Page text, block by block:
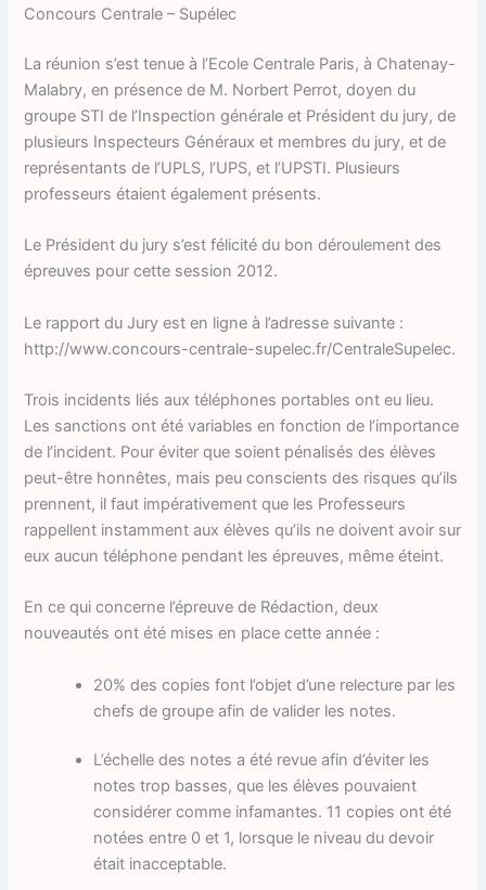
Concours Centrale – Supélec
La réunion s’est tenue à l’Ecole Centrale Paris, à Chatenay-
Malabry, en présence de M. Norbert Perrot, doyen du
groupe STI de l’Inspection générale et Président du jury, de
plusieurs Inspecteurs Généraux et membres du jury, et de
représentants de l’UPLS, l’UPS, et l’UPSTI. Plusieurs
professeurs étaient également présents.
Le Président du jury s’est félicité du bon déroulement des
épreuves pour cette session 2012.
Le rapport du Jury est en ligne à l’adresse suivante :
http://www.concours-centrale-supelec.fr/CentraleSupelec.
Trois incidents liés aux téléphones portables ont eu lieu.
Les sanctions ont été variables en fonction de l’importance
de l’incident. Pour éviter que soient pénalisés des élèves
peut-être honnêtes, mais peu conscients des risques qu’ils
prennent, il faut impérativement que les Professeurs
rappellent instamment aux élèves qu’ils ne doivent avoir sur
eux aucun téléphone pendant les épreuves, même éteint.
En ce qui concerne l’épreuve de Rédaction, deux
nouveautés ont été mises en place cette année :
20% des copies font l’objet d’une relecture par les
chefs de groupe afin de valider les notes.
L’échelle des notes a été revue afin d’éviter les
notes trop basses, que les élèves pouvaient
considérer comme infamantes. 11 copies ont été
notées entre 0 et 1, lorsque le niveau du devoir
était inacceptable.